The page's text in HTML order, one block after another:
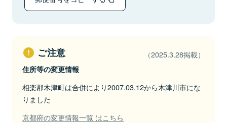
ご注意 （2025.3.28掲載）
住所等の変更情報
相楽郡木津町は合併により2007.03.12から木津川市にな
りました
京都府の変更情報一覧 はこちら